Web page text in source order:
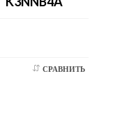
СРАВНИТЬ